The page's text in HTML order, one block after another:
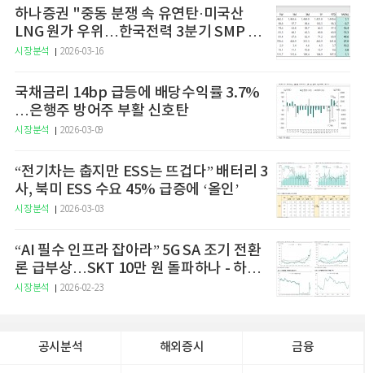
하나증권 "중동 분쟁 속 유연탄·미국산
LNG 원가 우위…한국전력 3분기 SMP 상
승 전망"
시장분석 2026-03-16
국채금리 14bp 급등에 배당수익률 3.7%
…은행주 방어주 부활 신호탄
시장분석 2026-03-09
“전기차는 춥지만 ESS는 뜨겁다” 배터리 3
사, 북미 ESS 수요 45% 급증에 ‘올인’
시장분석 2026-03-03
“AI 필수 인프라 잡아라” 5G SA 조기 전환
론 급부상…SKT 10만 원 돌파하나 - 하나
증권
시장분석 2026-02-23
공시분석 해외증시 금융